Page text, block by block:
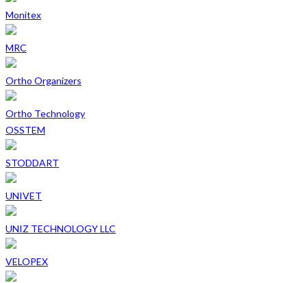
Monitex
MRC
Ortho Organizers
Ortho Technology
OSSTEM
STODDART
UNIVET
UNIZ TECHNOLOGY LLC
VELOPEX